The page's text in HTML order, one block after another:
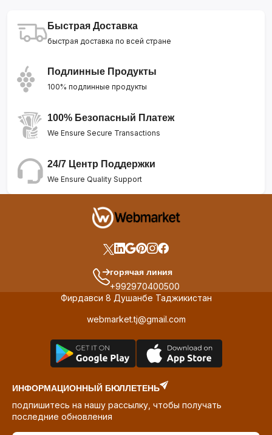
Быстрая Доставка
быстрая доставка по всей стране
Подлинные Продукты
100% подлинные продукты
100% Безопасный Платеж
We Ensure Secure Transactions
24/7 Центр Поддержки
We Ensure Quality Support
горячая линия
+992970400500
Фирдавси 8 Душанбе Таджикистан
webmarket.tj@gmail.com
ИНФОРМАЦИОННЫЙ БЮЛЛЕТЕНЬ
подпишитесь на нашу рассылку, чтобы получать
последние обновления